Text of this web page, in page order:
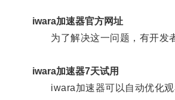
iwara加速器官方网址
为了解决这一问题，有开发者
iwara加速器7天试用
iwara加速器可以自动优化观